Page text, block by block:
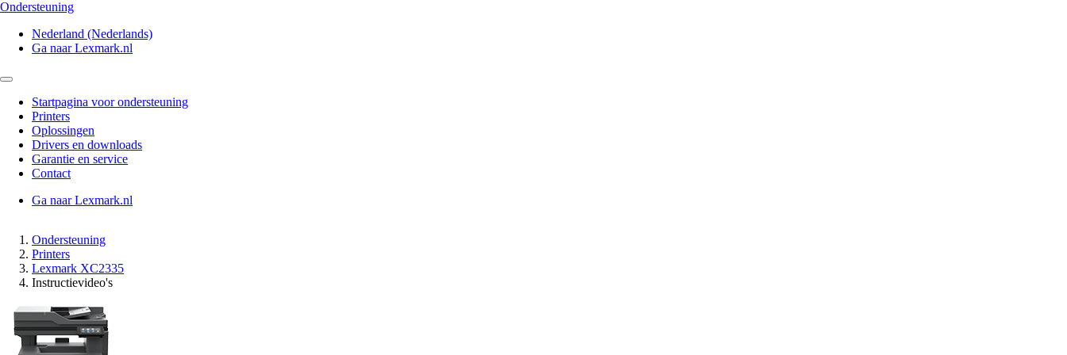
Ondersteuning
Nederland (Nederlands)
Ga naar Lexmark.nl
Startpagina voor ondersteuning
Printers
Oplossingen
Drivers en downloads
Garantie en service
Contact
Ga naar Lexmark.nl
Ondersteuning
Printers
Lexmark XC2335
Instructievideo's